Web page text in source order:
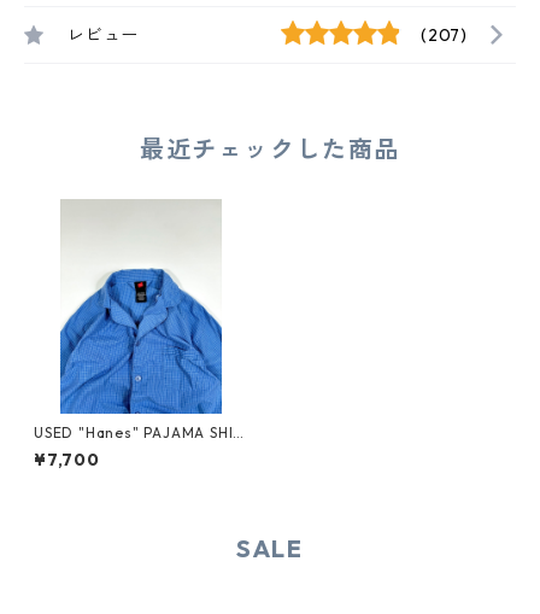
レビュー (207)
最近チェックした商品
USED "Hanes" PAJAMA SHIR
T
¥7,700
SALE